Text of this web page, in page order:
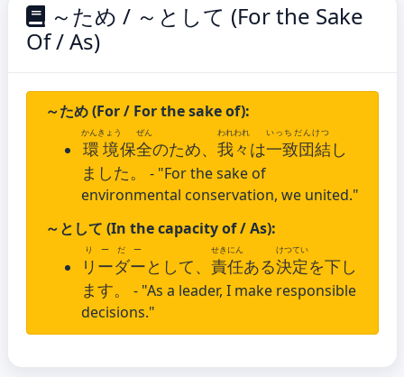
～ため / ～として (For the Sake
Of / As)
～ため (For / For the sake of):
環境
かんきょう
保全
ぜん
のため、 我々
われわれ
は一致団結
いっちだんけつ
し
ました。
- "For the sake of
environmental conservation, we united."
～として (In the capacity of / As):
リーダー
りーだー
として、 責任
せきにん
ある決定
けつてい
を下し
ます。
- "As a leader, I make responsible
decisions."